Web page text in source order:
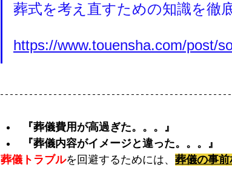
葬式を考え直すための知識を徹
https://www.touensha.com/post/
『葬儀費用が高過ぎた。。。』
『葬儀内容がイメージと違った。。。』
葬儀トラブルを回避するためには、 葬儀の事前